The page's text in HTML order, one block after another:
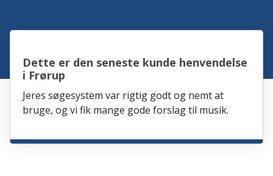
Dette er den seneste kunde henvendelse
i Frørup
Jeres søgesystem var rigtig godt og nemt at
bruge, og vi fik mange gode forslag til musik.